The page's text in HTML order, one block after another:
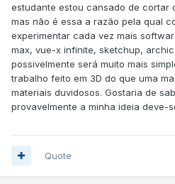
estudante estou cansado de cortar
mas não é essa a razão pela qual
experimentar cada vez mais
max, vue-x infinite, sketchup,
possivelmente será muito mais
trabalho feito em 3D do que uma
materiais duvidosos. Gostaria de
provavelmente a minha ideia deve-
Quote